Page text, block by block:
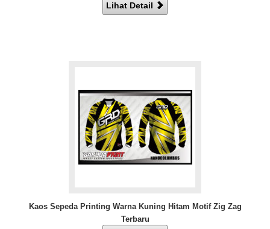
Lihat Detail
Kaos Sepeda Printing Warna Kuning Hitam Motif Zig Zag
Terbaru